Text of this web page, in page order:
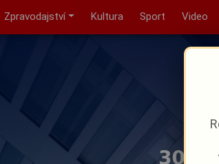
Zpravodajství Kultura Sport Video